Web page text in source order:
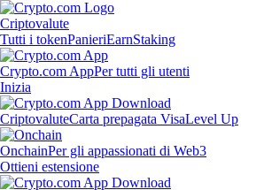
Criptovalute
Tutti i tokenPanieriEarnStaking
Crypto.com AppPer tutti gli utenti
Inizia
CriptovaluteCarta prepagata VisaLevel Up
OnchainPer gli appassionati di Web3
Ottieni estensione